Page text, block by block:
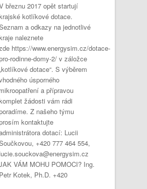
březnu 2017 opět startují
kotlíkové dotace.
a odkazy na jednotlivé
naleznete
https://www.energysim.cz/dotace-
rodinne-domy-2/ v záložce
„kotlíkové dotace“. S výběrem
úsporného
mikroopatření a přípravou
žádosti vám rádi
Z našeho týmu
kontaktujte
dotací: Lucii
+420 777 464 554,
lucie.souckova@energysim.cz
VÁM MOHU POMOCI? Ing.
Petr Kotek, Ph.D. +420